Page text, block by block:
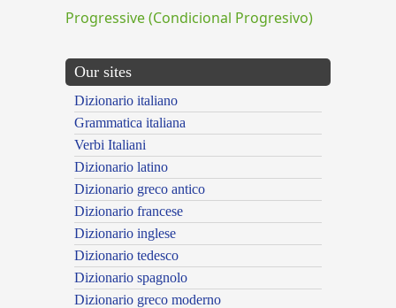
Progressive (Condicional Progresivo)
Our sites
Dizionario italiano
Grammatica italiana
Verbi Italiani
Dizionario latino
Dizionario greco antico
Dizionario francese
Dizionario inglese
Dizionario tedesco
Dizionario spagnolo
Dizionario greco moderno